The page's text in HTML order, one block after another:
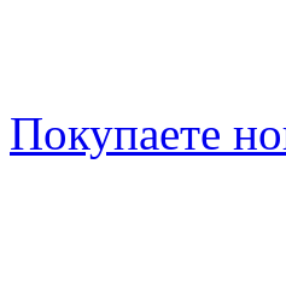
Покупаете